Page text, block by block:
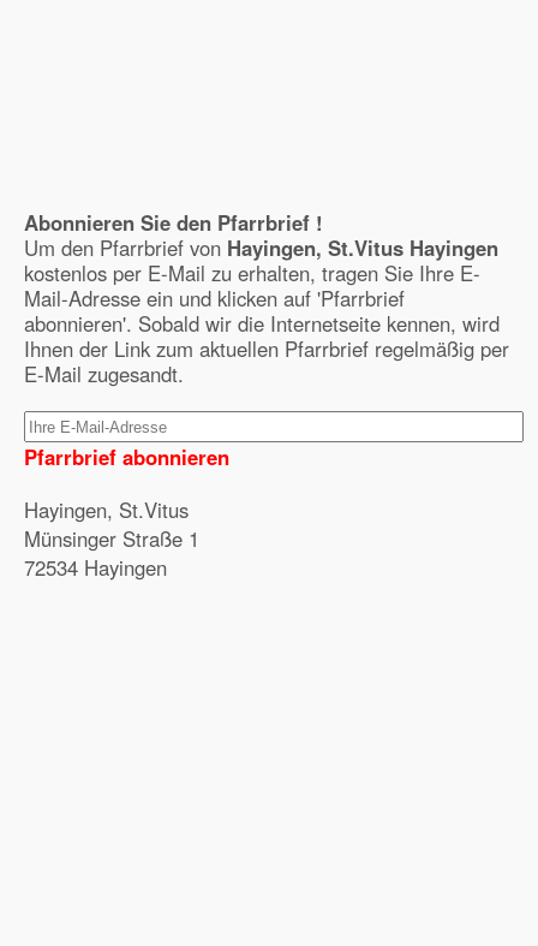
Abonnieren Sie den Pfarrbrief !
Um den Pfarrbrief von Hayingen, St.Vitus Hayingen
kostenlos per E-Mail zu erhalten, tragen Sie Ihre E-
Mail-Adresse ein und klicken auf 'Pfarrbrief
abonnieren'. Sobald wir die Internetseite kennen, wird
Ihnen der Link zum aktuellen Pfarrbrief regelmäßig per
E-Mail zugesandt.
Pfarrbrief abonnieren
Hayingen, St.Vitus
Münsinger Straße 1
72534 Hayingen